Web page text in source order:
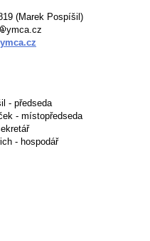
(Marek Pospíšil)
ymca.cz
- předseda
- místopředseda
- hospodář